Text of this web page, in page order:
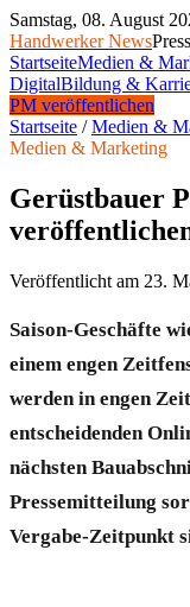
Samstag, 08. August
Handwerker News
StartseiteMedien &
DigitalBildung &
PM veröffentlichen
Startseite /Medien &
Medien & Marketing
Gerüstbauer
Veröffentlicht am 23.
Saison-Geschäfte
einem engen
werden in engen
entscheidenden
nächsten
Pressemitteilung
Vergabe-Zeitpunkt